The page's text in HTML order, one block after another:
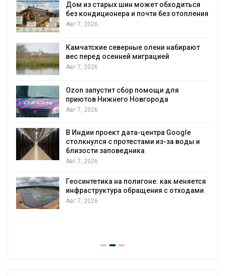
Дом из старых шин может обходиться
без кондиционера и почти без отопления
Авг 7, 2026
Камчатские северные олени набирают
вес перед осенней миграцией
Авг 7, 2026
Ozon запустит сбор помощи для
приютов Нижнего Новгорода
Авг 7, 2026
В Индии проект дата-центра Google
столкнулся с протестами из-за воды и
близости заповедника
Авг 7, 2026
Геосинтетика на полигоне: как меняется
инфраструктура обращения с отходами
Авг 7, 2026